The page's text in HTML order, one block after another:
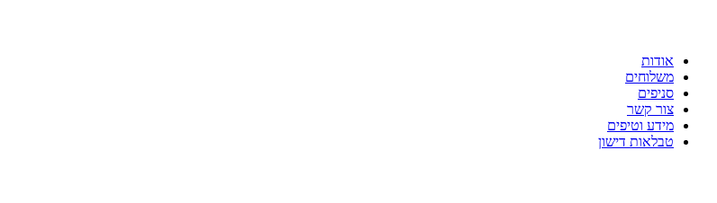
אודות
משלוחים
סניפים
צור קשר
מידע וטיפים
טבלאות דישון